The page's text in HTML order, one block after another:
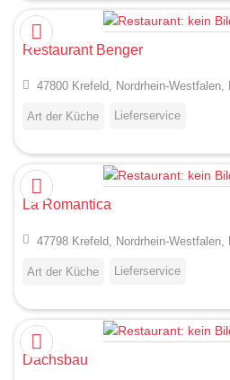
Restaurant Benger
47800 Krefeld, Nordrhein-Westfalen,
Art der Küche Lieferservice
La Romantica
47798 Krefeld, Nordrhein-Westfalen,
Art der Küche Lieferservice
Dachsbau